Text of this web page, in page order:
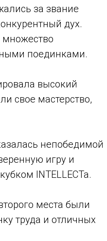
за звание
дух.
множество
поединками.
высокий
свое мастерство,
непобедимой
игру и
INTELLECTa.
места были
труда и отличных